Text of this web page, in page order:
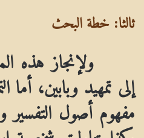
ثالثا: خطة البحث
ولإنجاز هذه
إلى تمهيد وبابين، أما
مفهوم أصول التفسير